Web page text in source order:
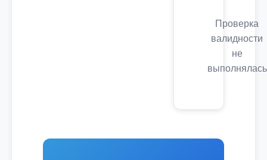
Проверка
валидности
не
выполнялась